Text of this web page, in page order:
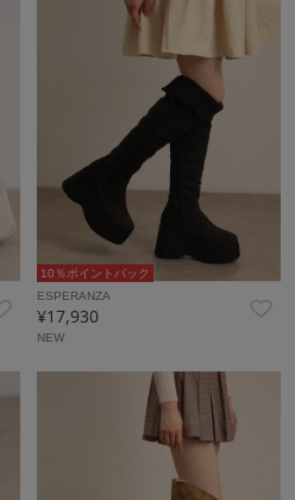
10％ポイントバック
ESPERANZA
¥17,930
NEW